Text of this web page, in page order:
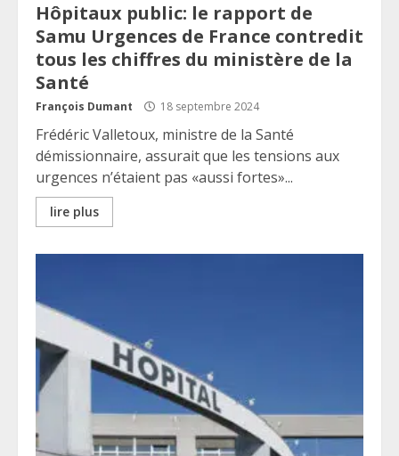
Hôpitaux public: le rapport de
Samu Urgences de France contredit
tous les chiffres du ministère de la
Santé
François Dumant 18 septembre 2024
Frédéric Valletoux, ministre de la Santé
démissionnaire, assurait que les tensions aux
urgences n’étaient pas «aussi fortes»...
lire plus